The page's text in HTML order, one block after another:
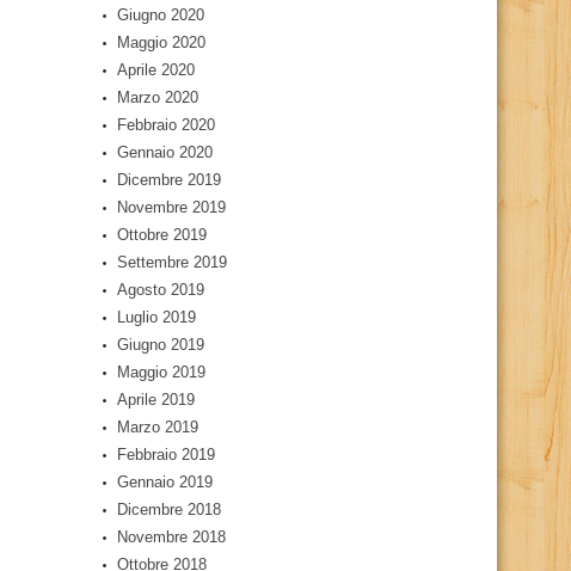
Giugno 2020
Maggio 2020
Aprile 2020
Marzo 2020
Febbraio 2020
Gennaio 2020
Dicembre 2019
Novembre 2019
Ottobre 2019
Settembre 2019
Agosto 2019
Luglio 2019
Giugno 2019
Maggio 2019
Aprile 2019
Marzo 2019
Febbraio 2019
Gennaio 2019
Dicembre 2018
Novembre 2018
Ottobre 2018